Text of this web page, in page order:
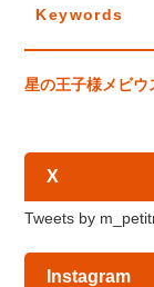
Keywords
星の王子様メビウ
X
Tweets by
Instagram